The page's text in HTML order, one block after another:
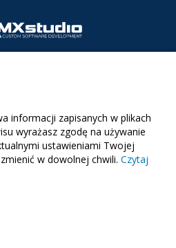
studio.pl
665 299
informacji zapisanych w plikach
wyrażasz zgodę na używanie
ustawieniami Twojej
w dowolnej chwili. Czytaj